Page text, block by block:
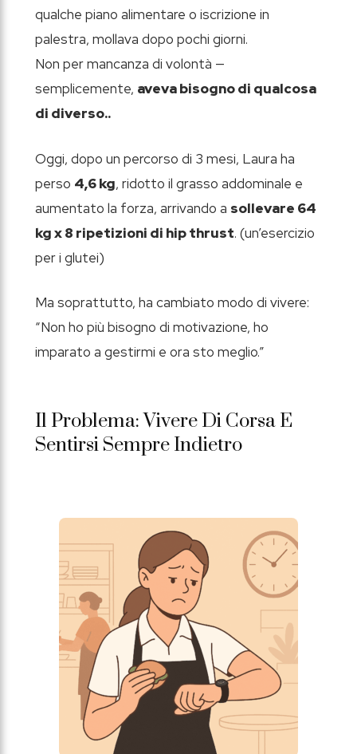
qualche piano alimentare o iscrizione in
palestra, mollava dopo pochi giorni.
Non per mancanza di volontà —
semplicemente, aveva bisogno di qualcosa
di diverso..
Oggi, dopo un percorso di 3 mesi, Laura ha
perso 4,6 kg, ridotto il grasso addominale e
aumentato la forza, arrivando a sollevare 64
kg x 8 ripetizioni di hip thrust. (un’esercizio
per i glutei)
Ma soprattutto, ha cambiato modo di vivere:
“Non ho più bisogno di motivazione, ho
imparato a gestirmi e ora sto meglio.”
Il Problema: Vivere Di Corsa E
Sentirsi Sempre Indietro